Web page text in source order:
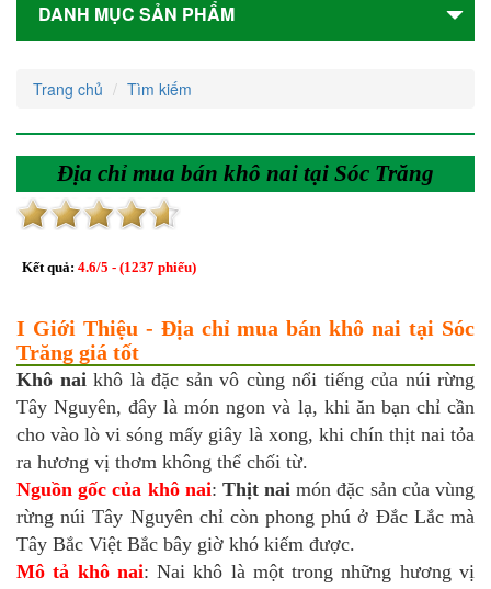
DANH MỤC SẢN PHẨM
Trang chủ Tìm kiếm
Địa chỉ mua bán khô nai tại Sóc Trăng
Kết quả: 4.6/5 - (1237 phiếu)
I Giới Thiệu - Địa chỉ mua bán khô nai tại Sóc
Trăng giá tốt
Khô naikhô là đặc sản vô cùng nổi tiếng của núi rừng
Tây Nguyên, đây là món ngon và lạ, khi ăn bạn chỉ cần
cho vào lò vi sóng mấy giây là xong, khi chín thịt nai tỏa
ra hương vị thơm không thể chối từ.
Nguồn gốc của khô nai: Thịt nai món đặc sản của vùng
rừng núi Tây Nguyên chỉ còn phong phú ở Đắc Lắc mà
Tây Bắc Việt Bắc bây giờ khó kiếm được.
Mô tả khô nai: Nai khô là một trong những hương vị